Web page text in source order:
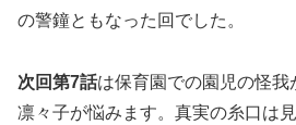
の警鐘ともなった回でした。
次回第7話は保育園での園児の怪我
凛々子が悩みます。真実の糸口は